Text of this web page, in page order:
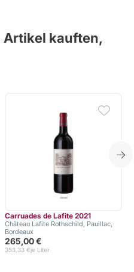
Artikel kauften,
Carruades de Lafite 2021
Château Lafite Rothschild, Pauillac,
Bordeaux
265,00 €
je Liter
353,33 €